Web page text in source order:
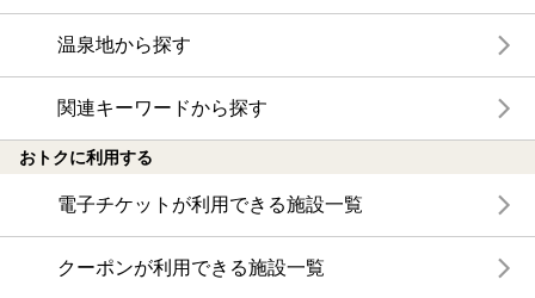
温泉地から探す
関連キーワードから探す
おトクに利用する
電子チケットが利用できる施設一覧
クーポンが利用できる施設一覧